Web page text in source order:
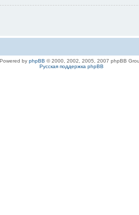
Powered by phpBB © 2000, 2002, 2005, 2007 phpBB
Русская поддержка phpBB